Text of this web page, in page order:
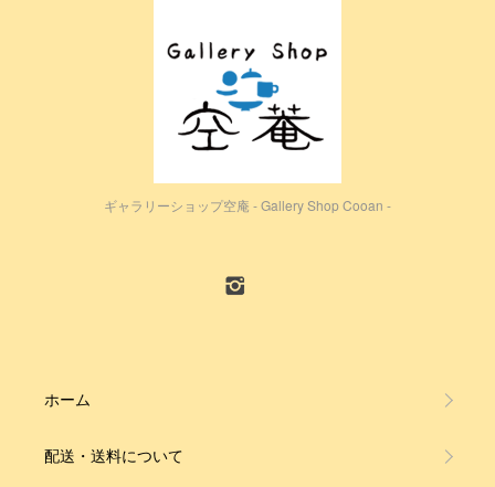
ギャラリーショップ空庵 - Gallery Shop Cooan -
ホーム
配送・送料について